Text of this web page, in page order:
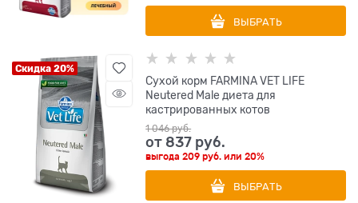
ВЫБРАТЬ
Скидка 20%
Сухой корм FARMINA VET LIFE
Neutered Male диета для
кастрированных котов
1 046 руб.
от 837 руб.
выгода209 руб. или20%
ВЫБРАТЬ